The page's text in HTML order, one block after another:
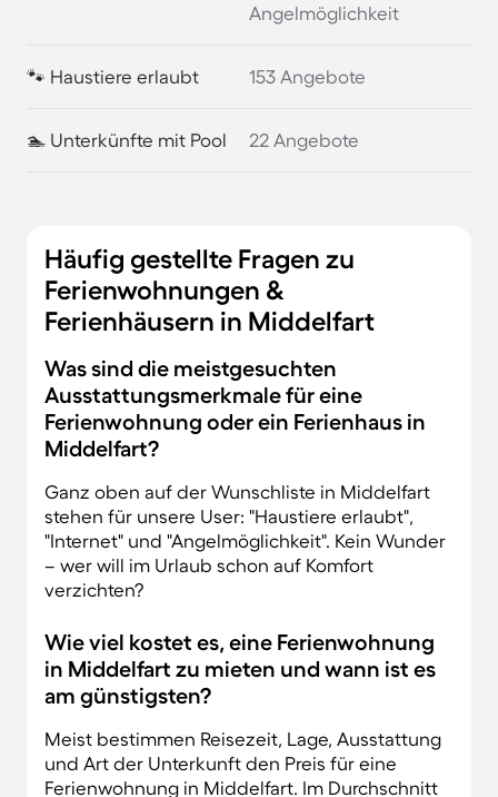
Angelmöglichkeit
🐾 Haustiere erlaubt 153 Angebote
🏊 Unterkünfte mit Pool 22 Angebote
Häufig gestellte Fragen zu
Ferienwohnungen &
Ferienhäusern in Middelfart
Was sind die meistgesuchten
Ausstattungsmerkmale für eine
Ferienwohnung oder ein Ferienhaus in
Middelfart?
Ganz oben auf der Wunschliste in Middelfart
stehen für unsere User: "Haustiere erlaubt",
"Internet" und "Angelmöglichkeit". Kein Wunder
– wer will im Urlaub schon auf Komfort
verzichten?
Wie viel kostet es, eine Ferienwohnung
in Middelfart zu mieten und wann ist es
am günstigsten?
Meist bestimmen Reisezeit, Lage, Ausstattung
und Art der Unterkunft den Preis für eine
Ferienwohnung in Middelfart. Im Durchschnitt